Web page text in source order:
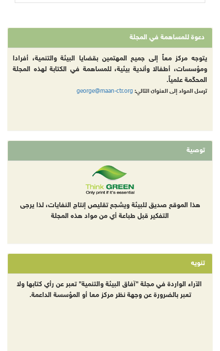
دعوة للمساهمة في المجلة
يتوجه مركز معاً إلى جميع المهتمين بقضايا البيئة والتنمية، أفرادا
ومؤسسات، أطفالا وأندية بيئية، للمساهمة في الكتابة لهذه المجلة
المحكّمة علمياً.
ترسل المواد إلى العنوان التالي: george@maan-ctr.org
توصية
هذا الموقع صديق للبيئة ويشجع تقليص إنتاج النفايات، لذا يرجى
التفكير قبل طباعة أي من مواد هذه المجلة
تنويه
الآراء الواردة في مجلة "آفاق البيئة والتنمية" تعبر عن رأي كتابها ولا
تعبر بالضرورة عن وجهة نظر مركز معا أو المؤسسة الداعمة.